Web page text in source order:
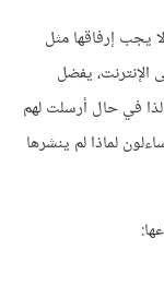
يجب إرفاقها مثل
الإنترنت، يفضل
لذا في حال أرسلت لهم
لماذا لم ينشرها